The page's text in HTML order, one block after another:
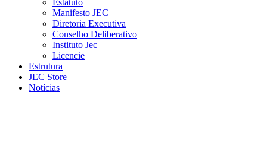
Manifesto JEC
Diretoria Executiva
Conselho Deliberativo
Instituto Jec
Licencie
Estrutura
JEC Store
Notícias